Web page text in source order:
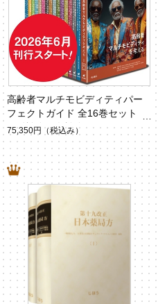
高齢者マルチモビディティパー
フェクトガイド 全16巻セット
（総論巻＋各論巻15冊）
75,350円 （税込み）